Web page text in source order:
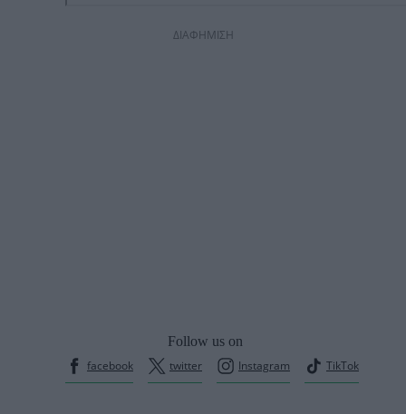
ΔΙΑΦΗΜΙΣΗ
Follow us on
facebook
twitter Instagram TikTok